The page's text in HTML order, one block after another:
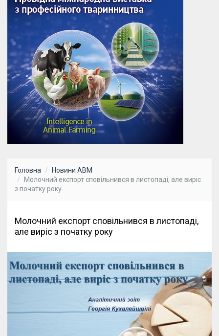
Головна
Новини АВМ
Молочний експорт сповільнився в листопаді, але виріс
з початку року
Молочний експорт сповільнився в листопаді,
але виріс з початку року